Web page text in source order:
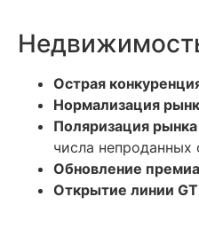
Острая
Нормализация
Поляризация
числа непроданных
Обновление
Открытие линии